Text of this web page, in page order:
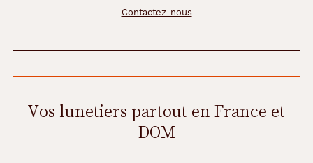
Contactez-nous
Vos lunetiers partout en France et
DOM